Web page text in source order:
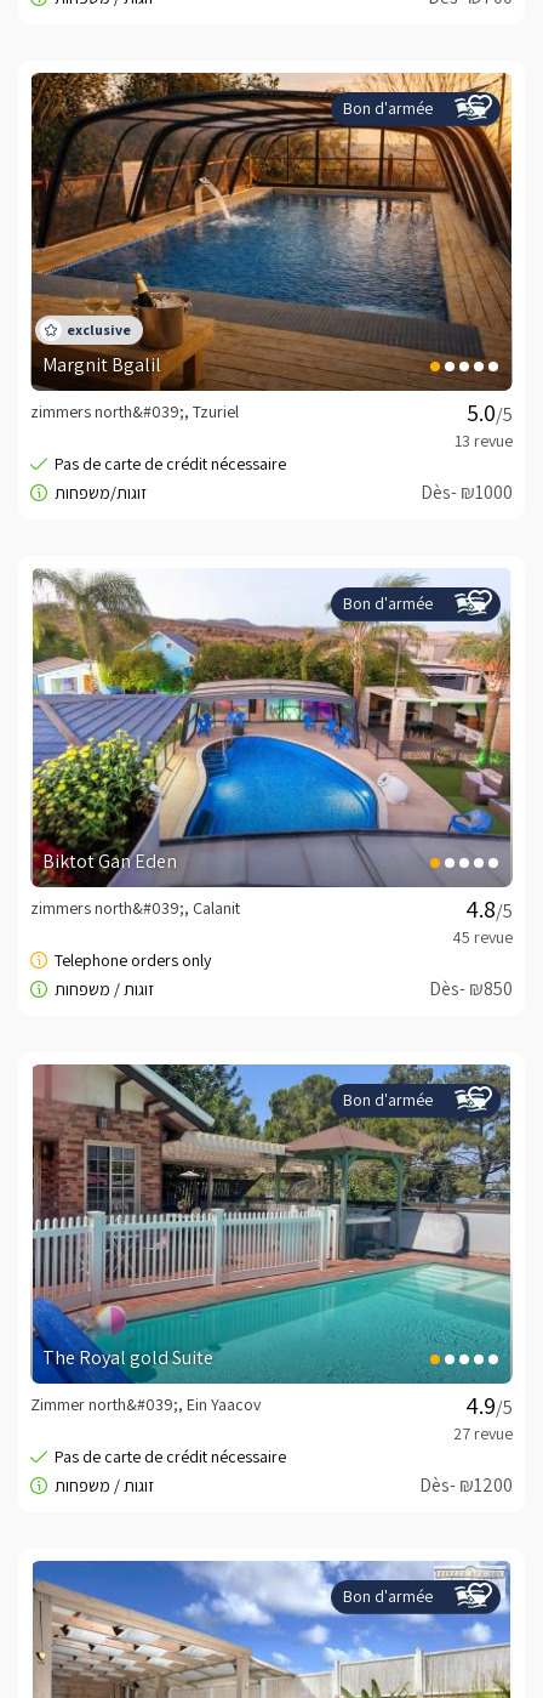
Bon d'armée
Margnit Bgalil
/5
zimmers north&#039;, Tzuriel
Dès- ₪1000
Bon d'armée
Biktot Gan Eden
/5
zimmers north&#039;, Calanit
Dès- ₪850
Bon d'armée
The Royal gold Suite
/5
Zimmer north&#039;, Ein Yaacov
Dès- ₪1200
Bon d'armée